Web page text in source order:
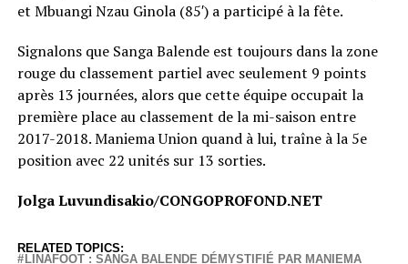
et Mbuangi Nzau Ginola (85′) a participé à la fête.
Signalons que Sanga Balende est toujours dans la zone
rouge du classement partiel avec seulement 9 points
après 13 journées, alors que cette équipe occupait la
première place au classement de la mi-saison entre
2017-2018. Maniema Union quand à lui, traîne à la 5e
position avec 22 unités sur 13 sorties.
Jolga Luvundisakio/CONGOPROFOND.NET
RELATED TOPICS:
LINAFOOT : SANGA BALENDE DÉMYSTIFIÉ PAR MANIEMA